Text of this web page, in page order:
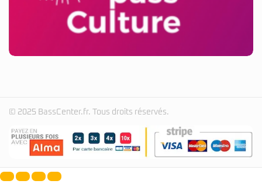
© 2025 BassCenter.fr. Tous droits réservés.